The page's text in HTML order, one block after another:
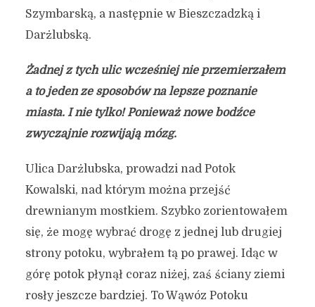
Szymbarską, a następnie w Bieszczadzką i
Darżlubską.
Żadnej z tych ulic wcześniej nie przemierzałem
a to jeden ze sposobów na lepsze poznanie
miasta. I nie tylko! Ponieważ nowe bodźce
zwyczajnie rozwijają mózg.
Ulica Darżlubska, prowadzi nad Potok
Kowalski, nad którym można przejść
drewnianym mostkiem. Szybko zorientowałem
się, że mogę wybrać drogę z jednej lub drugiej
strony potoku, wybrałem tą po prawej. Idąc w
górę potok płynął coraz niżej, zaś ściany ziemi
rosły jeszcze bardziej. To Wąwóz Potoku